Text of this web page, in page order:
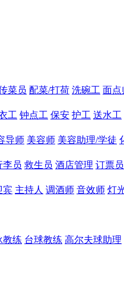
菜员 配菜/打荷 洗碗工 面点
工 钟点工 保安 护工 送水工
导师 美容师 美容助理/学徒
李员 救生员 酒店管理 订票员
宾 主持人 调酒师 音效师 灯
教练 台球教练 高尔夫球助理